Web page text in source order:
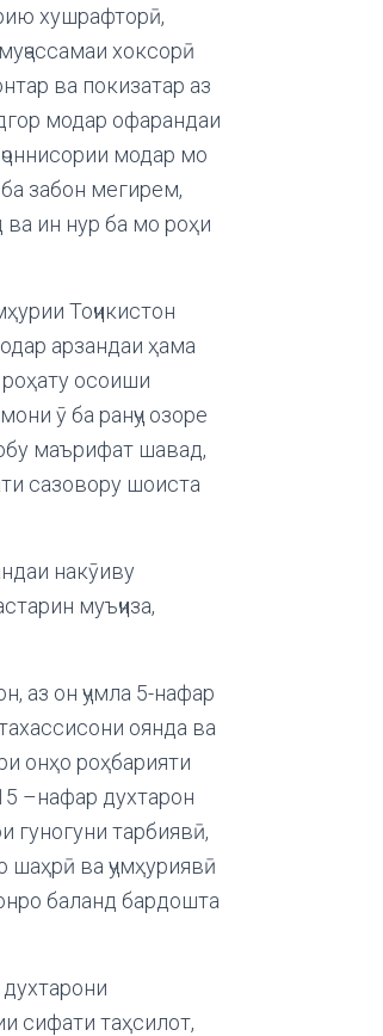
хушрафторӣ,
хоксорӣ
ва покизатар аз
модар офарандаи
модар мо
забон мегирем,
ин нур ба мо роҳи
Тоҷикистон
арзандаи ҳама
осоиши
ӯ ба ранҷу озоре
маърифат шавад,
сазовору шоиста
накӯиву
муъҷиза,
аз он ҷумла 5-нафар
оянда ва
онҳо роҳбарияти
–нафар духтарон
гуногуни тарбиявӣ,
ва ҷумҳуриявӣ
баланд бардошта
сифати таҳсилот,